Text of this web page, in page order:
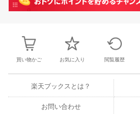
買い物かご お気に入り 閲覧履歴
楽天ブックスとは？
お問い合わせ